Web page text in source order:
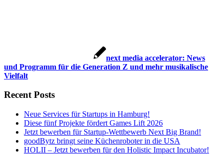
next media accelerator: News
und Programm für die Generation Z und mehr musikalische
Vielfalt
Recent Posts
Neue Services für Startups in Hamburg!
Diese fünf Projekte fördert Games Lift 2026
Jetzt bewerben für Startup-Wettbewerb Next Big Brand!
goodBytz bringt seine Küchenroboter in die USA
HOLII – Jetzt bewerben für den Holistic Impact Incubator!